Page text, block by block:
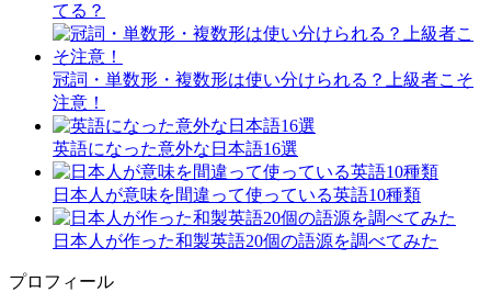
てる？
冠詞・単数形・複数形は使い分けられる？上級者こそ
注意！
英語になった意外な日本語16選
日本人が意味を間違って使っている英語10種類
日本人が作った和製英語20個の語源を調べてみた
プロフィール